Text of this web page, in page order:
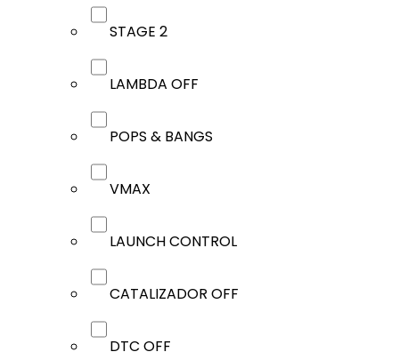
STAGE 2
LAMBDA OFF
POPS & BANGS
VMAX
LAUNCH CONTROL
CATALIZADOR OFF
DTC OFF